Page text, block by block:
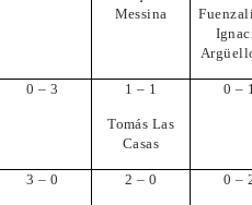
Messina
0 – 3 1 – 1
Tomás Las
Casas
0 –
3 – 0 2 – 0 0 –